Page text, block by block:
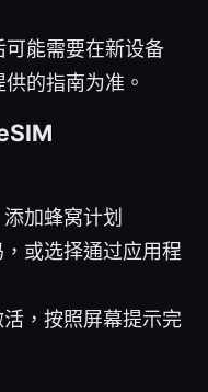
能需要在新设备
的指南为准。
加蜂窝计划
或选择通过应用程
，按照屏幕提示完